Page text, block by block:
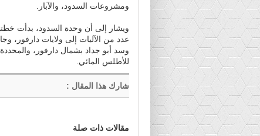
ومشروعات السدود، والآبار.
ويشار إلى أن وحدة السدود، بدأت
عدد من الآليات إلى ولايات دارفور،
وسد أبو جداد بشمال دارفور،
للأطلس المائي.
شارك هذا المقال :
مقالات ذات صلة